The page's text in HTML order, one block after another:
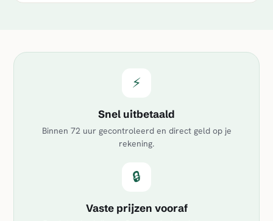
⚡
Snel uitbetaald
Binnen 72 uur gecontroleerd en direct geld op je
rekening.
🔒
Vaste prijzen vooraf